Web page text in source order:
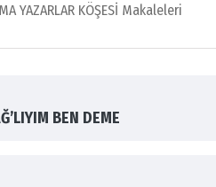
YAZARLAR KÖŞESİ Makaleleri
BEN DEME